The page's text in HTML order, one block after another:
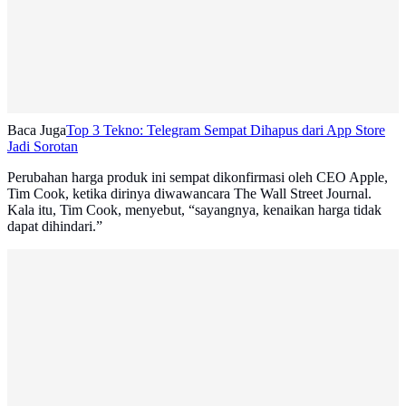
Baca JugaTop 3 Tekno: Telegram Sempat Dihapus dari App Store
Jadi Sorotan
Perubahan harga produk ini sempat dikonfirmasi oleh CEO Apple,
Tim Cook, ketika dirinya diwawancara The Wall Street Journal.
Kala itu, Tim Cook, menyebut, “sayangnya, kenaikan harga tidak
dapat dihindari.”